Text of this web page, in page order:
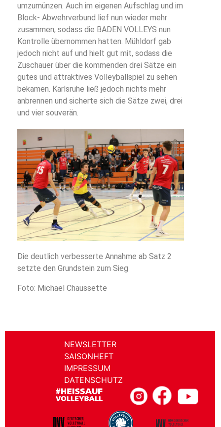
umzumünzen. Auch im eigenen Aufschlag und im
Block- Abwehrverbund lief nun wieder mehr
zusammen, sodass die BADEN VOLLEYS nun
Kontrolle übernommen hatten. Mühldorf gab
jedoch nicht auf und hielt gut mit, sodass die
Zuschauer über die kommenden drei Sätze ein
gutes und attraktives Volleyballspiel zu sehen
bekamen. Karlsruhe ließ jedoch nichts mehr
anbrennen und sicherte sich die Sätze zwei, drei
und vier souverän.
Die deutlich verbesserte Annahme ab Satz 2
setzte den Grundstein zum Sieg
Foto: Michael Chaussette
NEWSLETTER
SAISONHEFT
IMPRESSUM
DATENSCHUTZ